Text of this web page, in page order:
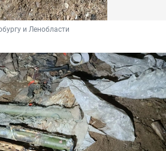
и Ленобласти